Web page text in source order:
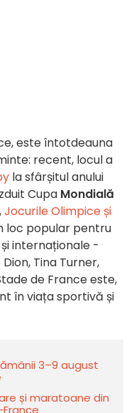
este întotdeauna
recent, locul a
la sfârșitul anului
Cupa Mondială
Jocurile Olimpice și
loc popular pentru
internaționale -
Tina Turner,
de France este,
în viața sportivă și
3–9 august
și maratoane din